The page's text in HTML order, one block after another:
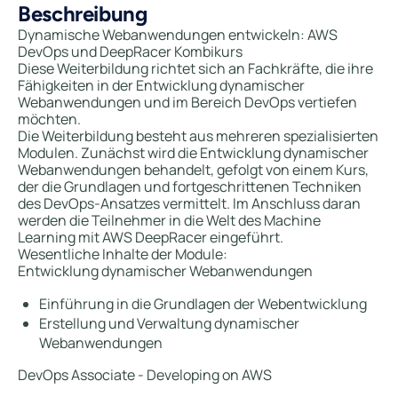
Beschreibung
Dynamische Webanwendungen entwickeln: AWS
DevOps und DeepRacer Kombikurs
Diese Weiterbildung richtet sich an Fachkräfte, die ihre
Fähigkeiten in der Entwicklung dynamischer
Webanwendungen und im Bereich DevOps vertiefen
möchten.
Die Weiterbildung besteht aus mehreren spezialisierten
Modulen. Zunächst wird die Entwicklung dynamischer
Webanwendungen behandelt, gefolgt von einem Kurs,
der die Grundlagen und fortgeschrittenen Techniken
des DevOps-Ansatzes vermittelt. Im Anschluss daran
werden die Teilnehmer in die Welt des Machine
Learning mit AWS DeepRacer eingeführt.
Wesentliche Inhalte der Module:
Entwicklung dynamischer Webanwendungen
Einführung in die Grundlagen der Webentwicklung
Erstellung und Verwaltung dynamischer
Webanwendungen
DevOps Associate - Developing on AWS